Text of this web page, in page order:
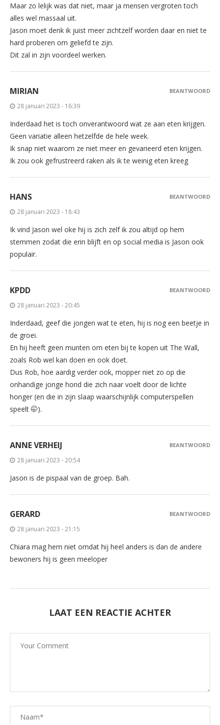
Maar zo lelijk was dat niet, maar ja mensen vergroten toch
alles wel massaal uit.
Jason moet denk ik juist meer zichtzelf worden daar en niet te
hard proberen om geliefd te zijn.
Dit zal in zijn voordeel werken.
MIRIAN
28 januari 2023 - 16:39
Inderdaad het is toch onverantwoord wat ze aan eten krijgen.
Geen variatie alleen hetzelfde de hele week.
Ik snap niet waarom ze niet meer en gevarieerd eten krijgen.
Ik zou ook gefrustreerd raken als ik te weinig eten kreeg
BEANTWOORD
HANS
28 januari 2023 - 18:43
Ik vind Jason wel oke hij is zich zelf ik zou altijd op hem
stemmen zodat die erin blijft en op social media is Jason ook
populair.
BEANTWOORD
KPDD
28 januari 2023 - 20:45
Inderdaad, geef die jongen wat te eten, hij is nog een beetje in
de groei.
En hij heeft geen munten om eten bij te kopen uit The Wall,
zoals Rob wel kan doen en ook doet.
Dus Rob, hoe aardig verder ook, mopper niet zo op die
onhandige jonge hond die zich naar voelt door de lichte
honger (en die in zijn slaap waarschijnlijk computerspellen
speelt 🤭).
BEANTWOORD
ANNE VERHEIJ
28 januari 2023 - 20:54
Jason is de pispaal van de groep. Bah.
BEANTWOORD
GERARD
28 januari 2023 - 21:15
Chiara mag hem niet omdat hij heel anders is dan de andere
bewoners hij is geen meeloper
BEANTWOORD
LAAT EEN REACTIE ACHTER